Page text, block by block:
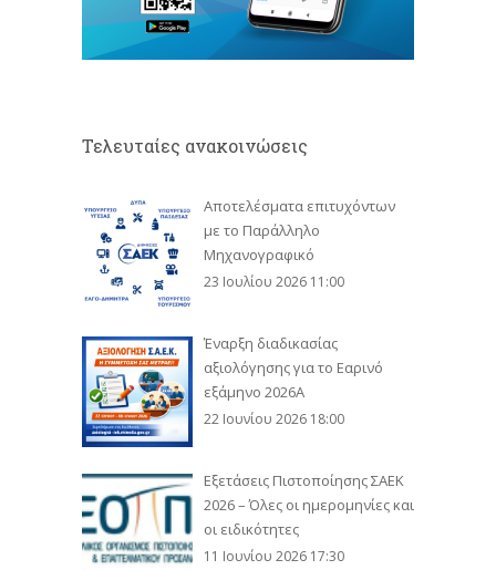
Τελευταίες ανακοινώσεις
Αποτελέσματα επιτυχόντων
με το Παράλληλο
Μηχανογραφικό
23 Ιουλίου 2026 11:00
Έναρξη διαδικασίας
αξιολόγησης για το Εαρινό
εξάμηνο 2026Α
22 Ιουνίου 2026 18:00
Εξετάσεις Πιστοποίησης ΣΑΕΚ
2026 – Όλες οι ημερομηνίες και
οι ειδικότητες
11 Ιουνίου 2026 17:30